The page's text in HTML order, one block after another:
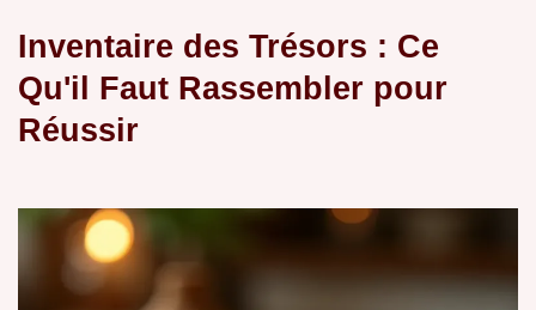
Inventaire des Trésors : Ce
Qu'il Faut Rassembler pour
Réussir